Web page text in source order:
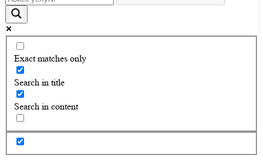
Exact matches only
Search in title
Search in content